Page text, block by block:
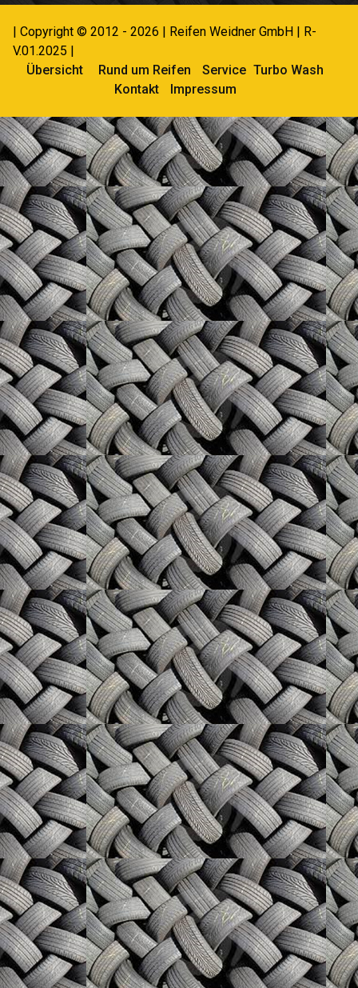
| Copyright © 2012 - 2026 | Reifen Weidner GmbH | R-
V.01.2025 |
Übersicht
Rund um Reifen Service Turbo Wash
Kontakt
Impressum